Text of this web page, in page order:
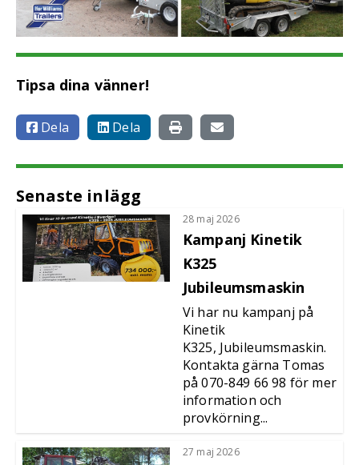
Tipsa dina vänner!
Dela Dela
Senaste inlägg
28 maj 2026
Kampanj Kinetik
K325
Jubileumsmaskin
Vi har nu kampanj på
Kinetik
K325, Jubileumsmaskin.
Kontakta gärna Tomas
på 070-849 66 98 för mer
information och
provkörning...
27 maj 2026